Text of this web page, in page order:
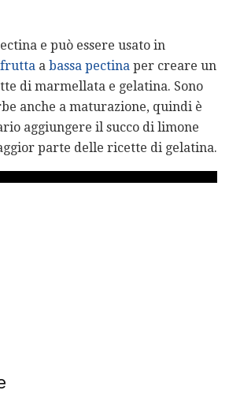
e può essere usato in
frutta a bassa pectina per creare un
di marmellata e gelatina. Sono
anche a maturazione, quindi è
aggiungere il succo di limone
parte delle ricette di gelatina.